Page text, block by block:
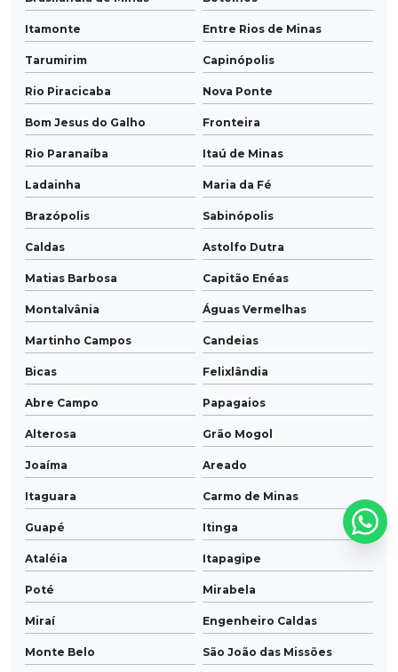
Itamonte Entre Rios de Minas
Tarumirim Capinópolis
Rio Piracicaba Nova Ponte
Bom Jesus do Galho Fronteira
Rio Paranaíba Itaú de Minas
Ladainha Maria da Fé
Brazópolis Sabinópolis
Caldas Astolfo Dutra
Matias Barbosa Capitão Enéas
Montalvânia Águas Vermelhas
Martinho Campos Candeias
Bicas Felixlândia
Abre Campo Papagaios
Alterosa Grão Mogol
Joaíma Areado
Itaguara Carmo de Minas
Guapé Itinga
Ataléia Itapagipe
Poté Mirabela
Miraí Engenheiro Caldas
Monte Belo São João das Missões